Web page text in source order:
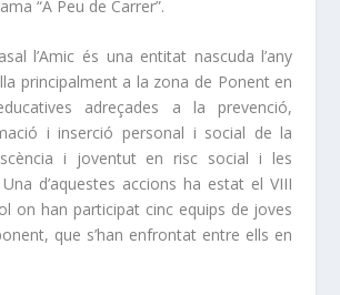
“A Peu de Carrer”.
l’Amic és una entitat nascuda l’any
principalment a la zona de Ponent en
adreçades a la prevenció,
i inserció personal i social de la
i joventut en risc social i les
d’aquestes accions ha estat el VIII
on han participat cinc equips de joves
que s’han enfrontat entre ells en